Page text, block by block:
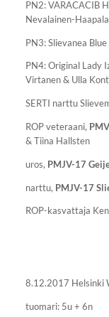
PN2: VARACACIB
Nevalainen-
PN3: Slievanea
PN4: Original Lady
Virtanen & Ulla
SERTI narttu
ROP veteraani,
& Tiina Hallsten
uros, PMJV-17
narttu, PMJV-17
ROP-kasvattaja
8.12.2017 Helsinki
tuomari: 5u + 6n